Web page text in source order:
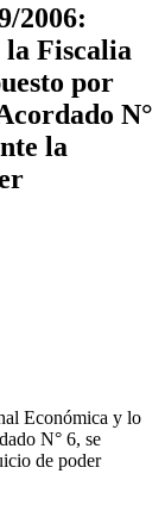
2006:
la Fiscalia
por
N°
la
Económica y lo
N° 6, se
de poder